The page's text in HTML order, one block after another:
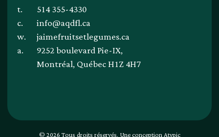
a.
9252 boulevard Pie-IX,
Montréal, Québec H1Z 4H7
t.
514 355-4330
c.
info@aqdfl.ca
w.
jaimefruitsetlegumes.ca